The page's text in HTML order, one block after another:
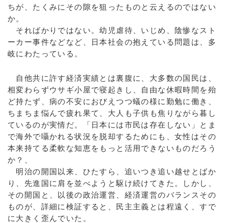
ちが、たくみにその隙を狙ったものと云えるのではない
か。
そればかりではない。幼児虐待、いじめ、陰惨なスト
ーカー事件などなど、日本社会の抱えている問題は、多
岐にわたっている。
自他共に許す経済実績とは裏腹に、大多数の国民は、
相変わらずウサギ小屋で寝起きし、自由な休暇時間を殆
ど持たず、病の不安におびえつつ蟻の様に勤勉に働き、
ちまちま悩んで疲れ果て、大人も子供も焦りながら暮し
ているのが実情だ。「日本には市民は存在しない」とま
で海外で囁かれる状況を脱却するためにも、女性はその
本来持てる柔軟な知恵をもっと活用できないものだろう
か？、
明治の開国以来、ひたすら、追いつき追い越せとばか
り、先進国に肩を並べようと駆け続けてきた。しかし、
その開国と、以後の政治運営、経済運営のバランスその
ものが、詳細に検証すると、民主主義とは程遠く、すで
に大きく歪んでいた。